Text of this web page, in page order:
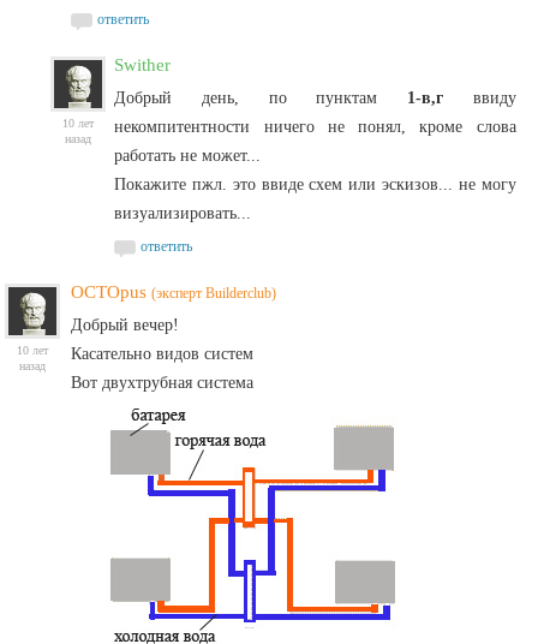
ответить
10 лет
назад
Swither
Добрый день, по пунктам 1-в,гввиду
некомпитентности ничего не понял, кроме слова
работать не может...
Покажите пжл. это ввиде схем или эскизов... не могу
визуализировать...
ответить
10 лет
назад
OCTOpus (эксперт Builderclub)
Добрый вечер!
Касательно видов систем
Вот двухтрубная система